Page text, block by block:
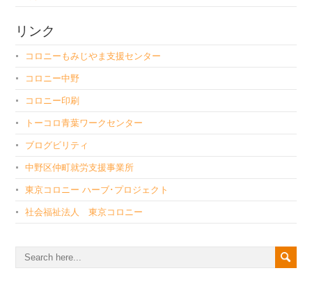
リンク
コロニーもみじやま支援センター
コロニー中野
コロニー印刷
トーコロ青葉ワークセンター
ブログビリティ
中野区仲町就労支援事業所
東京コロニー ハーブ･プロジェクト
社会福祉法人 東京コロニー